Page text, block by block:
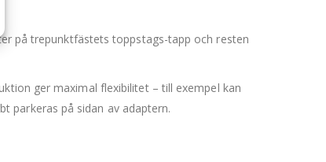
på trepunktfästets toppstags-tapp och resten
ger maximal flexibilitet – till exempel kan
parkeras på sidan av adaptern.